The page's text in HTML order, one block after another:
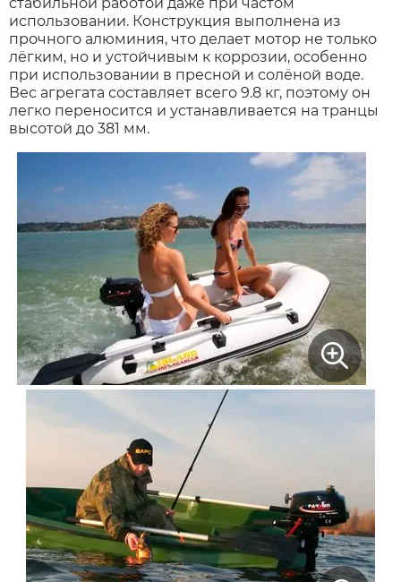
Xiaomi
xDevice
Zaxboard
Сянчу
стабильной работой даже при частом
использовании. Конструкция выполнена из
прочного алюминия, что делает мотор не только
лёгким, но и устойчивым к коррозии, особенно
при использовании в пресной и солёной воде.
Вес агрегата составляет всего 9.8 кг, поэтому он
легко переносится и устанавливается на транцы
высотой до 381 мм.